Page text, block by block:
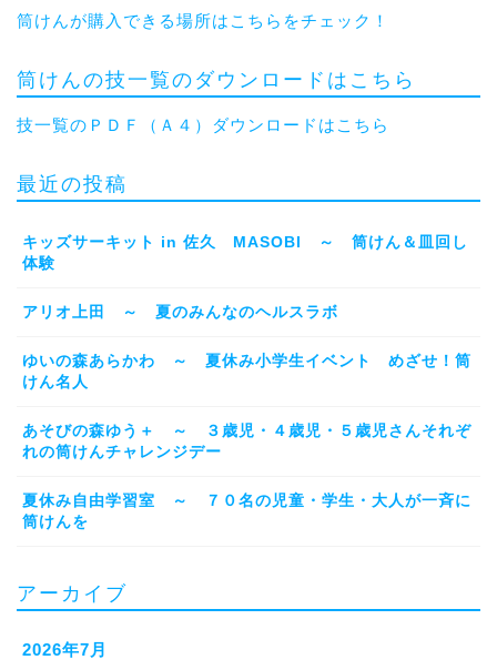
筒けんが購入できる場所はこちらをチェック！
筒けんの技一覧のダウンロードはこちら
技一覧のＰＤＦ（Ａ４）ダウンロードはこちら
最近の投稿
キッズサーキット in 佐久 MASOBI ～ 筒けん＆皿回し
体験
アリオ上田 ～ 夏のみんなのヘルスラボ
ゆいの森あらかわ ～ 夏休み小学生イベント めざせ！筒
けん名人
あそびの森ゆう＋ ～ ３歳児・４歳児・５歳児さんそれぞ
れの筒けんチャレンジデー
夏休み自由学習室 ～ ７０名の児童・学生・大人が一斉に
筒けんを
アーカイブ
2026年7月